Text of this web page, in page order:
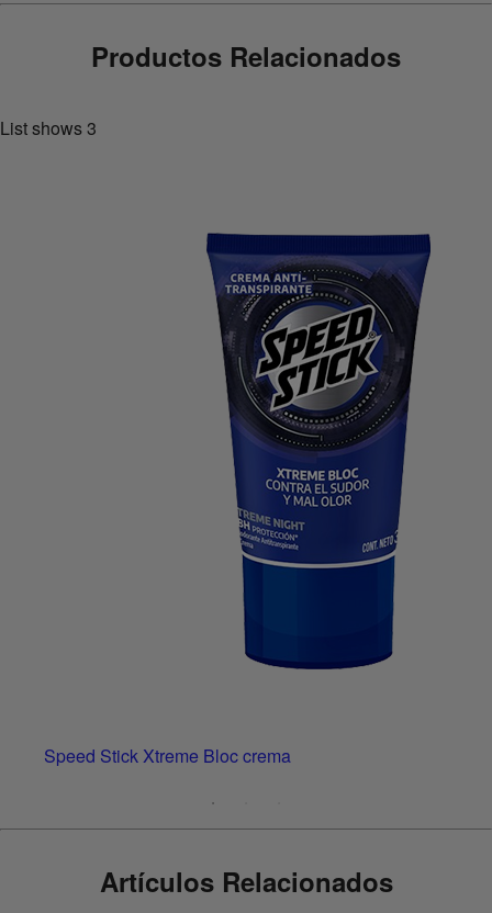
Productos Relacionados
List shows3
Speed Stick Xtreme Bloc crema
Artículos Relacionados